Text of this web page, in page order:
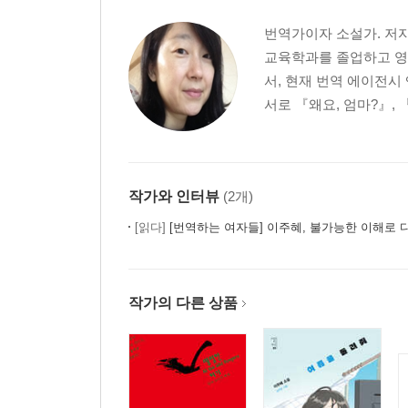
번역가이자 소설가. 저
교육학과를 졸업하고
서, 현재 번역 에이전
서로 『왜요, 엄마?』,
작가와 인터뷰 (2개)
[읽다] [번역하는 여자들] 이주혜, 불가능한 이해로
작가의 다른 상품